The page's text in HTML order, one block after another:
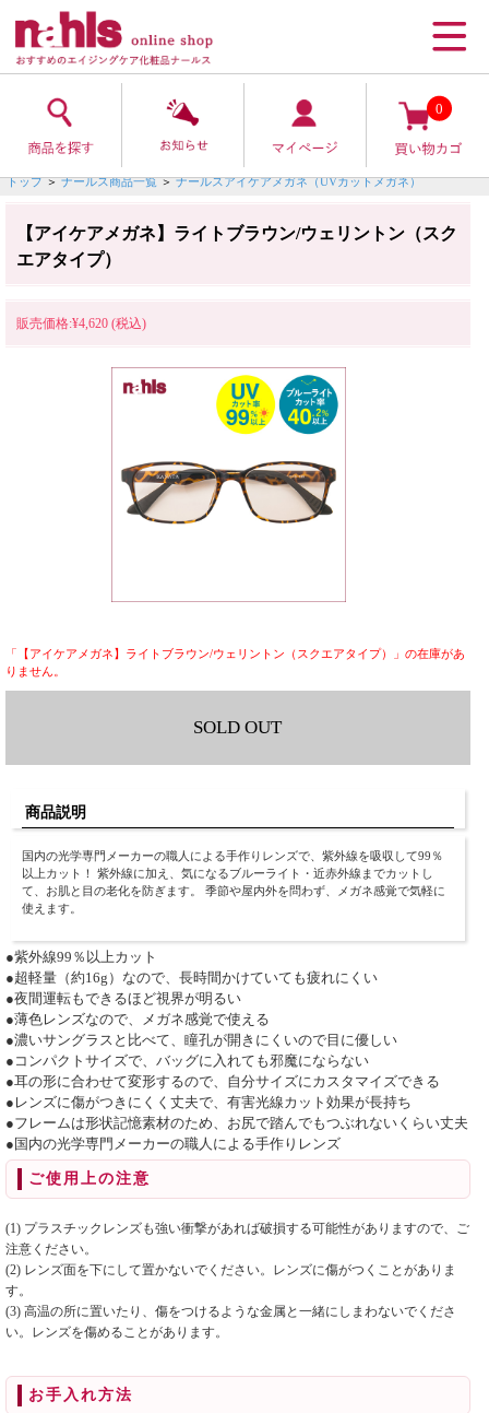
0
トップ ＞ ナールス商品一覧 ＞ ナールスアイケアメガネ（UVカットメガネ）
【アイケアメガネ】ライトブラウン/ウェリントン（スク
エアタイプ）
販売価格:¥4,620 (税込)
「【アイケアメガネ】ライトブラウン/ウェリントン（スクエアタイプ）」の在庫があ
りません。
SOLD OUT
商品説明
国内の光学専門メーカーの職人による手作りレンズで、紫外線を吸収して99％
以上カット！ 紫外線に加え、気になるブルーライト・近赤外線までカットし
て、お肌と目の老化を防ぎます。 季節や屋内外を問わず、メガネ感覚で気軽に
使えます。
●紫外線99％以上カット
●超軽量（約16g）なので、長時間かけていても疲れにくい
●夜間運転もできるほど視界が明るい
●薄色レンズなので、メガネ感覚で使える
●濃いサングラスと比べて、瞳孔が開きにくいので目に優しい
●コンパクトサイズで、バッグに入れても邪魔にならない
●耳の形に合わせて変形するので、自分サイズにカスタマイズできる
●レンズに傷がつきにくく丈夫で、有害光線カット効果が長持ち
●フレームは形状記憶素材のため、お尻で踏んでもつぶれないくらい丈夫
●国内の光学専門メーカーの職人による手作りレンズ
ご使用上の注意
(1) プラスチックレンズも強い衝撃があれば破損する可能性がありますので、ご
注意ください。
(2) レンズ面を下にして置かないでください。レンズに傷がつくことがありま
す。
(3) 高温の所に置いたり、傷をつけるような金属と一緒にしまわないでくださ
い。レンズを傷めることがあります。
お手入れ方法